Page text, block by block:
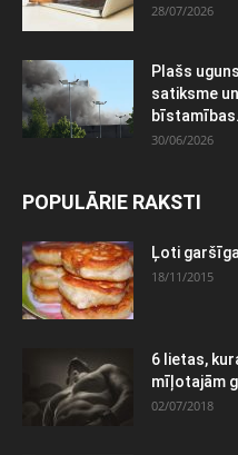
28/07/2026
Plašs
satiksme
30/06/2026
POPULĀRIE RAKSTI
Ļoti
18/11/2015
6 lietas,
mīļotajām
02/07/2018